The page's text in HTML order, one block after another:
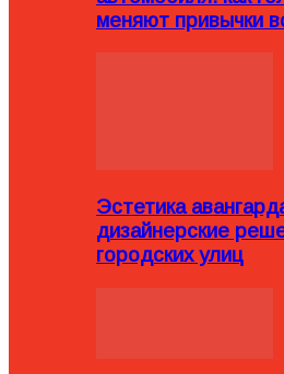
меняют привычки
Эстетика
дизайнерские
городских улиц